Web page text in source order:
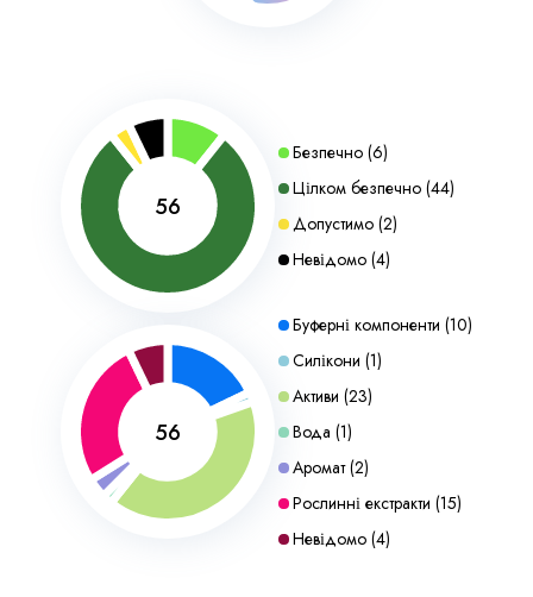
56
Безпечно (6)
Цілком безпечно (44)
Допустимо (2)
Невідомо (4)
56
Буферні компоненти (10)
Силікони (1)
Активи (23)
Вода (1)
Аромат(2)
Рослинні екстракти (15)
Невідомо (4)